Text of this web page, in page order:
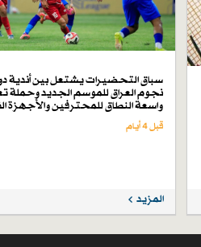
سباق التحضيرات يشتعل بين أندية
نجوم العراق للموسم الجديد وحملة
واسعة النطاق للمحترفين والأجهزة
قبل 4 أيام
المزيد